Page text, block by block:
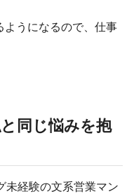
ようになるので、仕事
同じ悩みを抱
未経験の文系営業マン